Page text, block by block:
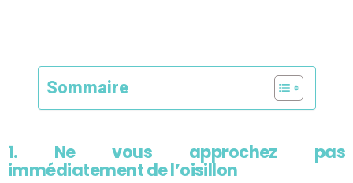
Sommaire
1. Ne vous approchez pas
immédiatement de l’oisillon